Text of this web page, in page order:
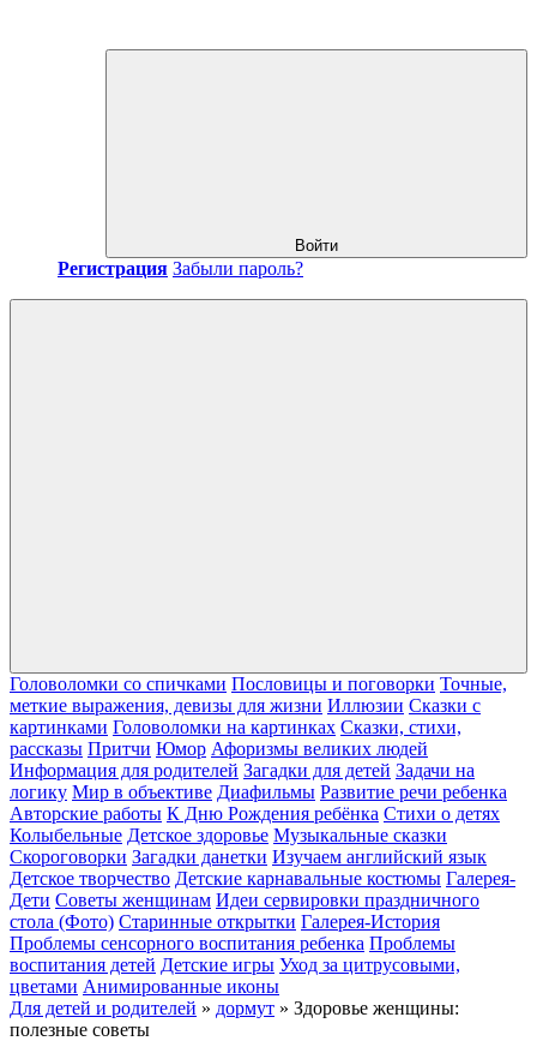
Войти
Регистрация Забыли пароль?
Головоломки со спичками Пословицы и поговорки Точные,
меткие выражения, девизы для жизни Иллюзии Сказки с
картинками Головоломки на картинках Сказки, стихи,
рассказы Притчи Юмор Афоризмы великих людей
Информация для родителей Загадки для детей Задачи на
логику Мир в объективе Диафильмы Развитие речи ребенка
Авторские работы К Дню Рождения ребёнка Cтихи о детях
Колыбельные Детское здоровье Музыкальные сказки
Скороговорки Загадки данетки Изучаем английский язык
Детское творчество Детские карнавальные костюмы Галерея-
Дети Cоветы женщинам Идеи сервировки праздничного
стола (Фото) Старинные открытки Галерея-История
Проблемы сенсорного воспитания ребенка Проблемы
воспитания детей Детские игры Уход за цитрусовыми,
цветами Анимированные иконы
Для детей и родителей » дормут » Здоровье женщины:
полезные советы